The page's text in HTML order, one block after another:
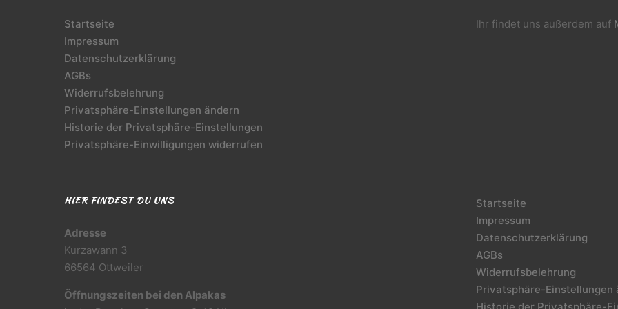
Startseite
Impressum
Datenschutzerklärung
AGBs
Widerrufsbelehrung
Privatsphäre-Einstellungen ändern
Historie der Privatsphäre-Einstellungen
Privatsphäre-Einwilligungen widerrufen
Ihr findet uns außerdem auf
HIER FINDEST DU UNS
Adresse
Kurzawann 3
66564 Ottweiler
Öffnungszeiten bei den Alpakas
Startseite
Impressum
Datenschutzerklärung
AGBs
Widerrufsbelehrung
Privatsphäre-Einstellungen